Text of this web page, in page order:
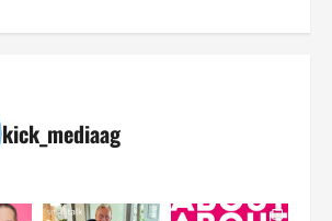
kick_mediaag